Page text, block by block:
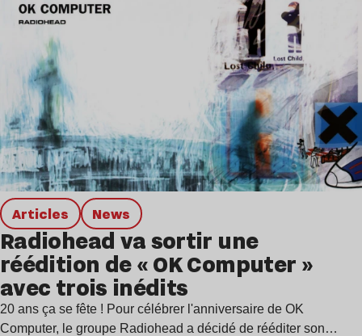
Articles news
Radiohead va sortir une
réédition de « OK Computer »
avec trois inédits
20 ans ça se fête ! Pour célébrer l'anniversaire de OK
Computer, le groupe Radiohead a décidé de rééditer son…